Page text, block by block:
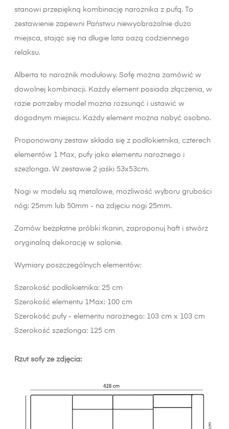
stanowi przepiękną kombinację narożnika z pufą. To
zestawienie zapewni Państwu niewyobrażalnie dużo
miejsca, stając się na długie lata oazą codziennego
relaksu.
Alberta to narożnik modułowy. Sofę można zamówić w
dowolnej kombinacji. Każdy element posiada złączenia, w
razie potrzeby model można rozsunąć i ustawić w
dogodnym miejscu. Każdy element można nabyć osobno.
Proponowany zestaw składa się z podłokietnika, czterech
elementów 1 Max, pufy jako elementu narożnego i
szezlonga. W zestawie 2 jaśki 53x53cm.
Nogi w modelu są metalowe, możliwość wyboru grubości
nóg: 25mm lub 50mm - na zdjęciu nogi 25mm.
Zamów bezpłatne próbki tkanin, zaproponuj haft i stwórz
oryginalną dekorację w salonie.
Wymiary poszczególnych elementów:
Szerokość podłokietnika: 25 cm
Szerokość elementu 1Max: 100 cm
Szerokość pufy - elementu narożnego: 103 cm x 103 cm
Szerokość szezlonga: 125 cm
Rzut sofy ze zdjęcia: